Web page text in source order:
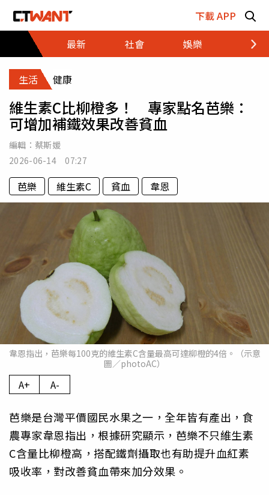
下載 APP
最新
社會 娛樂 財經
生活 健康
維生素C比柳橙多！ 專家點名芭樂：
可增加補鐵效果改善貧血
編輯： 蔡斯媛
2026-06-14 07:27
芭樂 維生素C 貧血 韋恩
韋恩指出，芭樂每100克的維生素C含量最高可達柳橙的4倍。（示意
圖／photoAC）
A+ A-
芭樂是台灣平價國民水果之一，全年皆有產出，食
農專家韋恩指出，根據研究顯示，芭樂不只維生素
C含量比柳橙高，搭配鐵劑攝取也有助提升血紅素
吸收率，對改善貧血帶來加分效果。